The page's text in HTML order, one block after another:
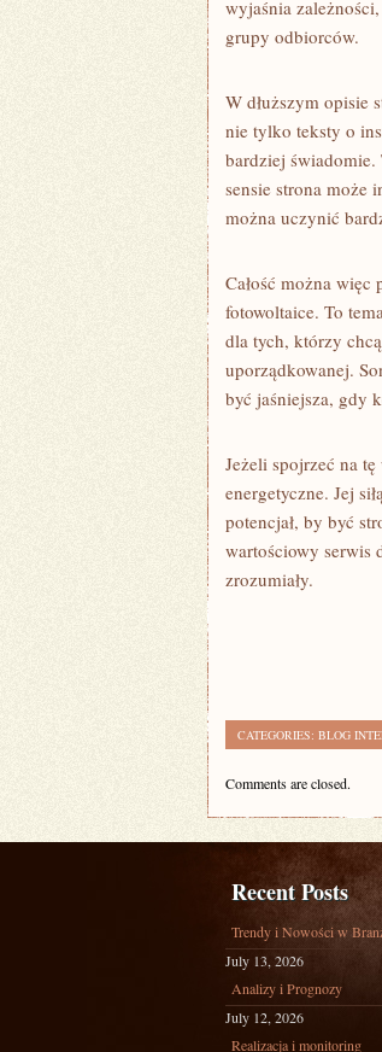
wyjaśnia
grupy odbiorców.
W dłuższym opisie
nie tylko teksty o
bardziej
sensie strona może
można uczynić
Całość można więc
fotowoltaice. To
dla tych, którzy
uporządkowanej.
być jaśniejsza, gdy
Jeżeli spojrzeć na
energetyczne. Jej
potencjał, by być
wartościowy serwis
zrozumiały.
CATEGORIES: BLOG
Comments are closed.
Recent Posts
Trendy i Nowości w
July 13, 2026
Analizy i Prognozy
July 12, 2026
Realizacja i monitoring